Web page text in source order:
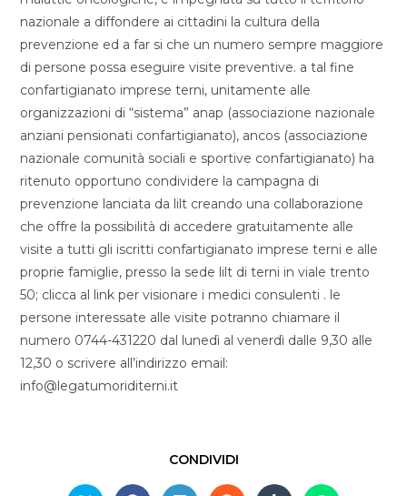
nazionale a diffondere ai cittadini la cultura della
prevenzione ed a far si che un numero sempre maggiore
di persone possa eseguire visite preventive. a tal fine
confartigianato imprese terni, unitamente alle
organizzazioni di “sistema” anap (associazione nazionale
anziani pensionati confartigianato), ancos (associazione
nazionale comunità sociali e sportive confartigianato) ha
ritenuto opportuno condividere la campagna di
prevenzione lanciata da lilt creando una collaborazione
che offre la possibilità di accedere gratuitamente alle
visite a tutti gli iscritti confartigianato imprese terni e alle
proprie famiglie, presso la sede lilt di terni in viale trento
50; clicca al link per visionare i medici consulenti . le
persone interessate alle visite potranno chiamare il
numero 0744-431220 dal lunedì al venerdì dalle 9,30 alle
12,30 o scrivere all’indirizzo email:
info@legatumoriditerni.it
CONDIVIDI